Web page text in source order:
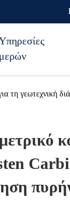
μερών
τη γεωτεχνική